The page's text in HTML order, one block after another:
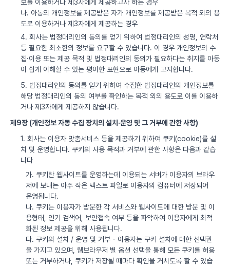
보를 이용하거나 제3자에게 제공하고자 하는 경우
나. 아동의 개인정보를 제공받은 자가 개인정보를 제공받은 목적 외의 용
도로 이용하거나 제3자에게 제공하는 경우
4. 회사는 법정대리인의 동의를 얻기 위하여 법정대리인의 성명, 연락처
등 필요한 최소한의 정보를 요구할 수 있습니다. 이 경우 개인정보의 수
집·이용 또는 제공 목적 및 법정대리인의 동의가 필요하다는 취지를 아동
이 쉽게 이해할 수 있는 평이한 표현으로 아동에게 고지합니다.
5. 법정대리인의 동의를 얻기 위하여 수집한 법정대리인의 개인정보를
해당 법정대리인의 동의 여부를 확인하는 목적 외의 용도로 이를 이용하
거나 제3자에게 제공하지 않습니다.
제9장 (개인정보 자동 수집 장치의 설치·운영 및 그 거부에 관한 사항)
1. 회사는 이용자 맞춤서비스 등을 제공하기 위하여 쿠키(cookie)를 설
치 및 운영합니다. 쿠키의 사용 목적과 거부에 관한 사항은 다음과 같습
니다
가. 쿠키란 웹사이트를 운영하는데 이용되는 서버가 이용자의 브라우
저에 보내는 아주 작은 텍스트 파일로 이용자의 컴퓨터에 저장되어
운영됩니다.
나. 쿠키는 이용자가 방문한 각 서비스와 웹사이트에 대한 방문 및 이
용형태, 인기 검색어, 보안접속 여부 등을 파악하여 이용자에게 최적
화된 정보 제공을 위해 사용됩니다.
다. 쿠키의 설치 / 운영 및 거부 - 이용자는 쿠키 설치에 대한 선택권
을 가지고 있으며, 웹브라우저 별 옵션 선택을 통해 모든 쿠키를 허용
또는 거부하거나, 쿠키가 저장될 때마다 확인을 거치도록 할 수 있습